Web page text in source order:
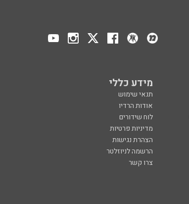
מידע כללי
תנאי שימוש
אודות הרדיו
לוח שידורים
מדיניות פרטיות
הצהרת נגישות
הרשמה לניוזלטר
צרו קשר